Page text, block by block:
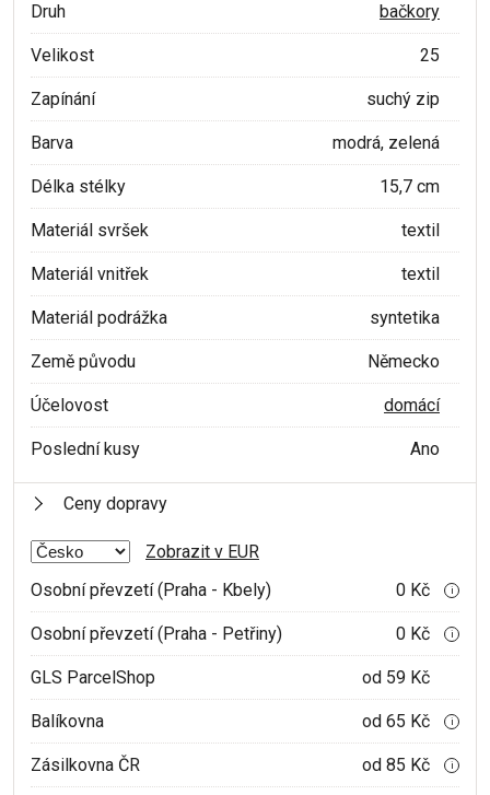
Druh bačkory
Velikost 25
Zapínání suchý zip
Barva modrá, zelená
Délka stélky 15,7 cm
Materiál svršek textil
Materiál vnitřek textil
Materiál podrážka syntetika
Země původu Německo
Účelovost domácí
Poslední kusy Ano
Ceny dopravy
Zobrazit v EUR
Osobní převzetí (Praha - Kbely)
0 Kč i
Osobní převzetí (Praha - Petřiny) 0 Kč i
GLS ParcelShop od 59 Kč
Balíkovna od 65 Kč i
Zásilkovna ČR od 85 Kč i